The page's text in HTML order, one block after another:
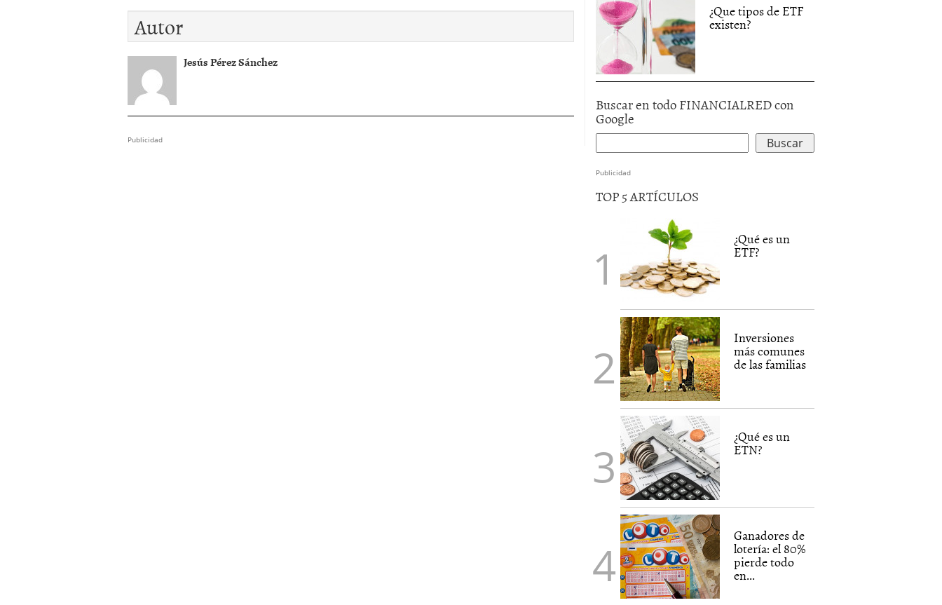
Autor
Jesús Pérez Sánchez
Publicidad
¿Que tipos de ETF
existen?
Buscar en todo FINANCIALRED con
Google
Publicidad
TOP 5 ARTÍCULOS
¿Qué es un
ETF?
Inversiones
más comunes
de las familias
¿Qué es un
ETN?
Ganadores de
lotería: el 80%
pierde todo
en...